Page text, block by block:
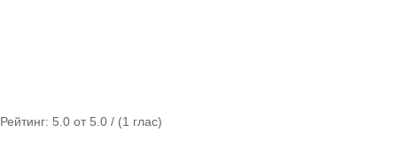
Рейтинг: 5.0 от 5.0 / (1 глас)